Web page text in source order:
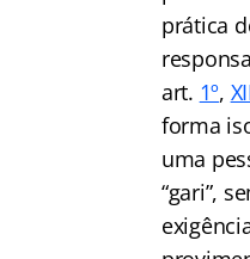
prática
art. 1º,
forma
uma
“gari”,